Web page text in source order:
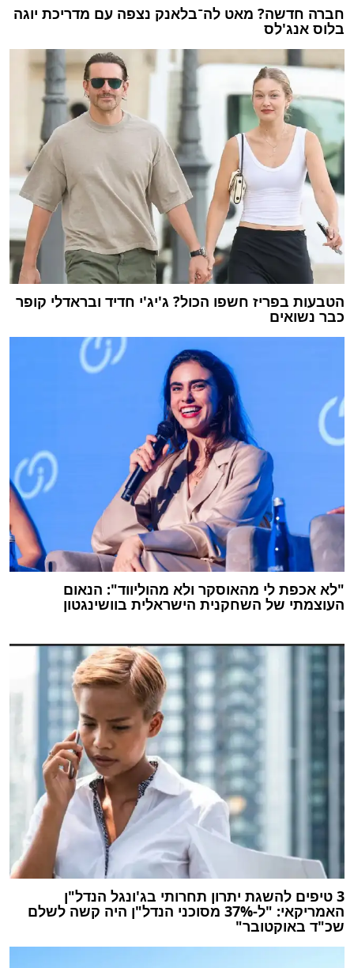
חברה חדשה? מאט לה־בלאנק נצפה עם מדריכת יוגה
בלוס אנג'לס
הטבעות בפריז חשפו הכול? ג'יג'י חדיד ובראדלי קופר
כבר נשואים
"לא אכפת לי מהאוסקר ולא מהוליווד": הנאום
העוצמתי של השחקנית הישראלית בוושינגטון
3 טיפים להשגת יתרון תחרותי בג'ונגל הנדל"ן
האמריקאי: "ל-37% מסוכני הנדל"ן היה קשה לשלם
שכ"ד באוקטובר"